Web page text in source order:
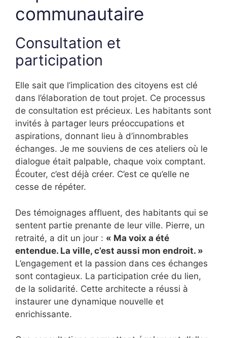
communautaire
Consultation et
participation
Elle sait que l’implication des citoyens est clé
dans l’élaboration de tout projet. Ce processus
de consultation est précieux. Les habitants sont
invités à partager leurs préoccupations et
aspirations, donnant lieu à d’innombrables
échanges. Je me souviens de ces ateliers où le
dialogue était palpable, chaque voix comptant.
Écouter, c’est déjà créer. C’est ce qu’elle ne
cesse de répéter.
Des témoignages affluent, des habitants qui se
sentent partie prenante de leur ville. Pierre, un
retraité, a dit un jour : « Ma voix a été
entendue. La ville, c’est aussi mon endroit. »
L’engagement et la passion dans ces échanges
sont contagieux. La participation crée du lien,
de la solidarité. Cette architecte a réussi à
instaurer une dynamique nouvelle et
enrichissante.